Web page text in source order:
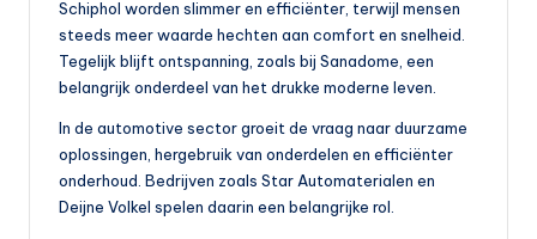
Schiphol worden slimmer en efficiënter, terwijl mensen
steeds meer waarde hechten aan comfort en snelheid.
Tegelijk blijft ontspanning, zoals bij Sanadome, een
belangrijk onderdeel van het drukke moderne leven.
In de automotive sector groeit de vraag naar duurzame
oplossingen, hergebruik van onderdelen en efficiënter
onderhoud. Bedrijven zoals Star Automaterialen en
Deijne Volkel spelen daarin een belangrijke rol.